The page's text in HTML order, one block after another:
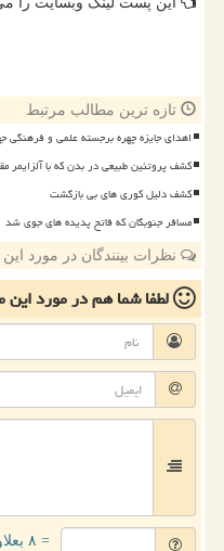
تازه ترین مطالب مرتبط
اهدای جایزه چهره برجسته علمی و فرهنگی
کشف پروتئین طبیعی در بدن که با آلزایمر
کشف دلیل کوری های بی بازگشت
مسافر جنوبگان که فاتح پدیده های جوی شد
نظرات بینندگان در مورد
لطفا شما همدر مورد این
= ۸ بعلاوه ۴